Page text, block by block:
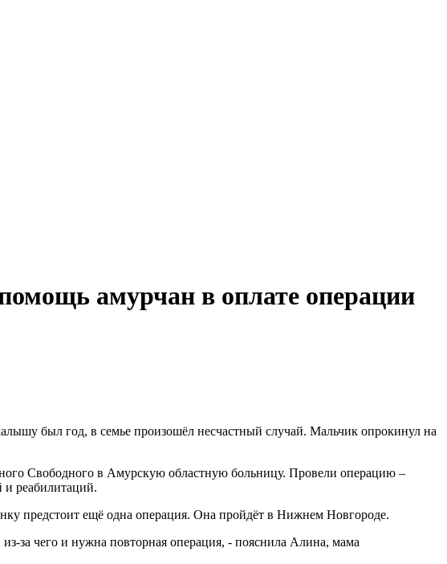
амурчан в оплате операции
был год, в семье произошёл несчастный случай. Мальчик опрокинул на
Свободного в Амурскую областную больницу. Провели операцию –
и реабилитаций.
предстоит ещё одна операция. Она пройдёт в Нижнем Новгороде.
за чего и нужна повторная операция, - пояснила Алина, мама